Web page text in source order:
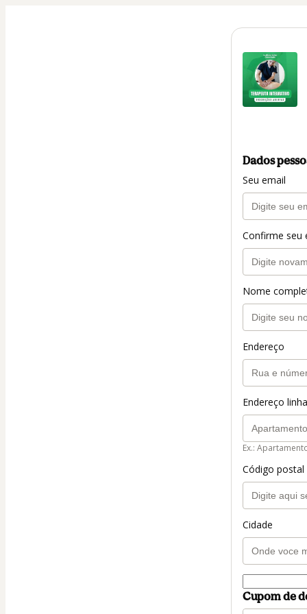
Dados
Seu email
Confirme seu
Nome
Endereço
Endereço
Ex.:
Código postal
Cidade
Cupom de